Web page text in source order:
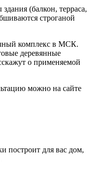
(балкон, терраса,
строганой
комплекс в МСК.
деревянные
о применяемой
можно на сайте
построит для вас дом,